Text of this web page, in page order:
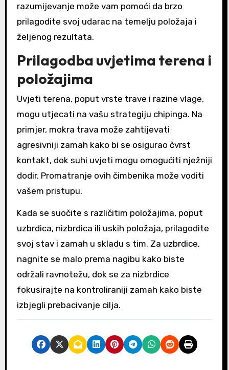
razumijevanje može vam pomoći da brzo
prilagodite svoj udarac na temelju položaja i
željenog rezultata.
Prilagodba uvjetima terena i
položajima
Uvjeti terena, poput vrste trave i razine vlage,
mogu utjecati na vašu strategiju chipinga. Na
primjer, mokra trava može zahtijevati
agresivniji zamah kako bi se osigurao čvrst
kontakt, dok suhi uvjeti mogu omogućiti nježniji
dodir. Promatranje ovih čimbenika može voditi
vašem pristupu.
Kada se suočite s različitim položajima, poput
uzbrdica, nizbrdica ili uskih položaja, prilagodite
svoj stav i zamah u skladu s tim. Za uzbrdice,
nagnite se malo prema nagibu kako biste
održali ravnotežu, dok se za nizbrdice
fokusirajte na kontroliraniji zamah kako biste
izbjegli prebacivanje cilja.